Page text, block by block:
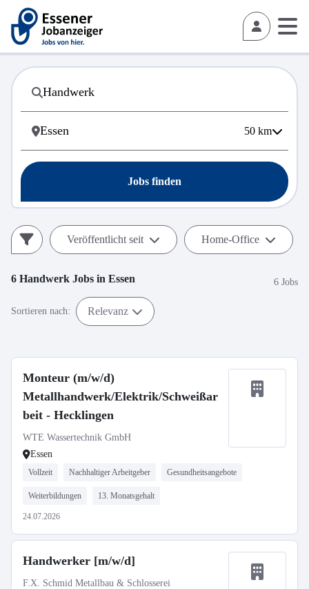
50 km
Jobs finden
Veröffentlicht seit Home-Office
6 Handwerk Jobs in Essen 6 Jobs
Sortieren nach: Relevanz
Monteur (m/w/d)
Metallhandwerk/Elektrik/Schweißar
beit - Hecklingen
WTE Wassertechnik GmbH
Essen
Vollzeit Nachhaltiger Arbeitgeber Gesundheitsangebote
Weiterbildungen 13. Monatsgehalt
24.07.2026
Handwerker [m/w/d]
F.X. Schmid Metallbau & Schlosserei